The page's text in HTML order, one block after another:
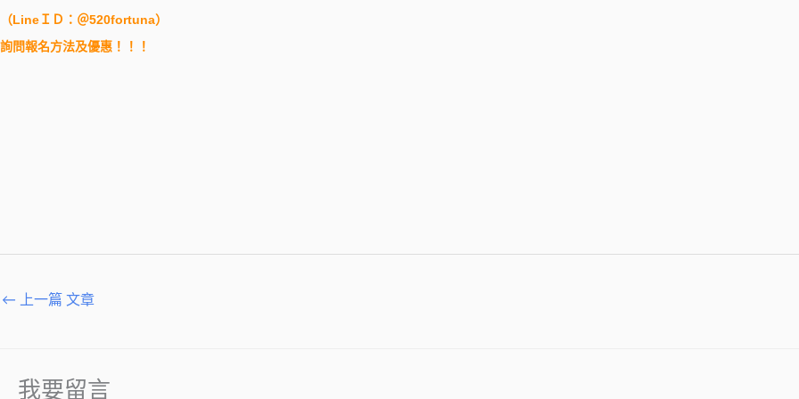
（LineＩＤ：＠520fortuna）
詢問報名方法及優惠！！！
← 上一篇 文章
我要留言